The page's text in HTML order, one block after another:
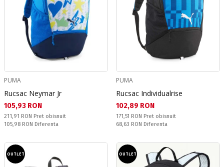
PUMA
Rucsac Neymar Jr
Текуща цена:
105,93 RON
Pret obisnuit:
211,91 RON Pret obisnuit
Спестявате:
105,98 RON Diferenta
PUMA
Rucsac Individualrise
Текуща цена:
102,89 RON
Pret obisnuit:
171,51 RON Pret obisnuit
Спестявате:
68,63 RON Diferenta
OUTLET OUTLET